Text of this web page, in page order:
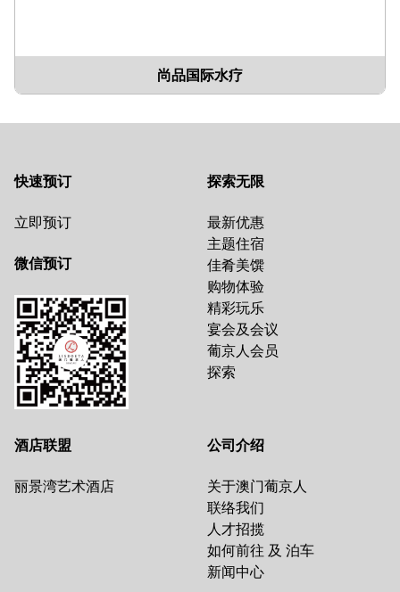
尚品国际水疗
快速预订
立即预订
微信预订
探索无限
最新优惠
主题住宿
佳肴美馔
购物体验
精彩玩乐
宴会及会议
葡京人会员
探索
酒店联盟
丽景湾艺术酒店
公司介绍
关于澳门葡京人
联络我们
人才招揽
如何前往 及 泊车
新闻中心